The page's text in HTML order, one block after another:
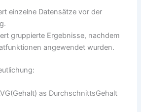
einzelne Datensätze vor der
gruppierte Ergebnisse, nachdem
angewendet wurden.
as DurchschnittsGehalt